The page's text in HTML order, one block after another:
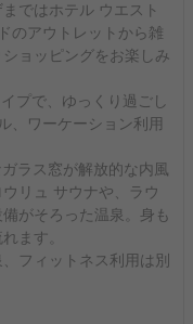
ではホテル ウエスト
のアウトレットから雑
ョッピングをお楽しみ
プで、ゆっくり過ごし
、ワーケーション利用
ラス窓が解放的な内風
リュ サウナや、ラウ
がそろった温泉。身も
ます。
フィットネス利用は別